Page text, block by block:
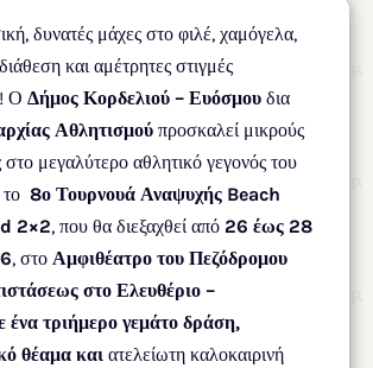
δυνατές μάχες στο φιλέ, χαμόγελα,
και αμέτρητες στιγμές
Ο Δήμος Κορδελιού – Ευόσμου δια
Αθλητισμού προσκαλεί μικρούς
στο μεγαλύτερο αθλητικό γεγονός του
8ο Τουρνουά Αναψυχής Beach
2×2, που θα διεξαχθεί από 26 έως 28
, στο Αμφιθέατρο του Πεζόδρομου
στο Ελευθέριο –
ένα τριήμερο γεμάτο δράση,
θέαμα και ατελείωτη καλοκαιρινή